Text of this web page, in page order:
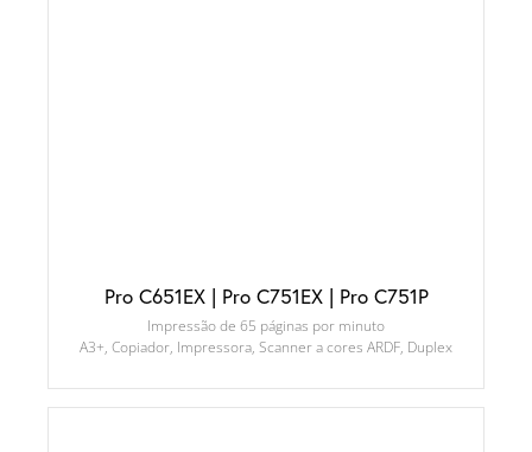
Pro C651EX | Pro C751EX | Pro C751P
Impressão de 65 páginas por minuto
A3+, Copiador, Impressora, Scanner a cores ARDF, Duplex